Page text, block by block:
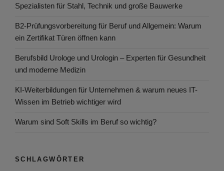
Spezialisten für Stahl, Technik und große Bauwerke
B2-Prüfungsvorbereitung für Beruf und Allgemein: Warum
ein Zertifikat Türen öffnen kann
Berufsbild Urologe und Urologin – Experten für Gesundheit
und moderne Medizin
KI-Weiterbildungen für Unternehmen & warum neues IT-
Wissen im Betrieb wichtiger wird
Warum sind Soft Skills im Beruf so wichtig?
SCHLAGWÖRTER